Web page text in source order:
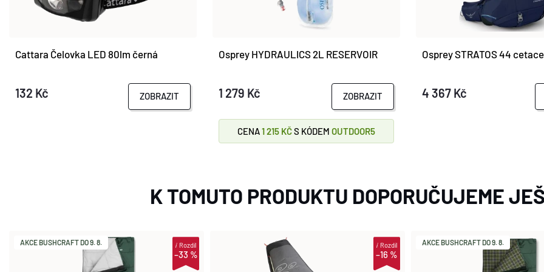
Cattara Čelovka LED 80lm černá
132 Kč ZOBRAZIT
Osprey HYDRAULICS 2L RESERVOIR
1 279 Kč ZOBRAZIT
CENA1 215 KČS KÓDEM OUTDOOR5
Osprey STRATOS 44
4 367 Kč
K TOMUTO PRODUKTU DOPORUČUJEME
AKCE BUSHCRAFT DO 9. 8.
–33 %
iRozdíl
–16 %
iRozdíl AKCE BUSHCRAFT DO 9. 8.